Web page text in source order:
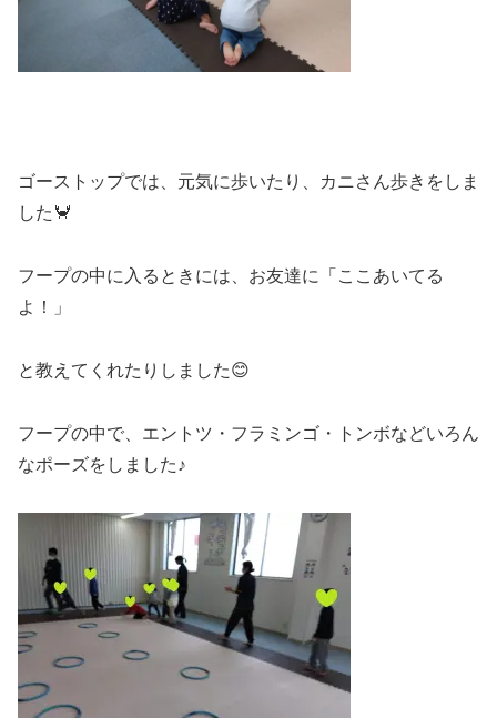
ゴーストップでは、元気に歩いたり、カニさん歩きをしま
した🦀
フープの中に入るときには、お友達に「ここあいてる
よ！」
と教えてくれたりしました😊
フープの中で、エントツ・フラミンゴ・トンボなどいろん
なポーズをしました♪